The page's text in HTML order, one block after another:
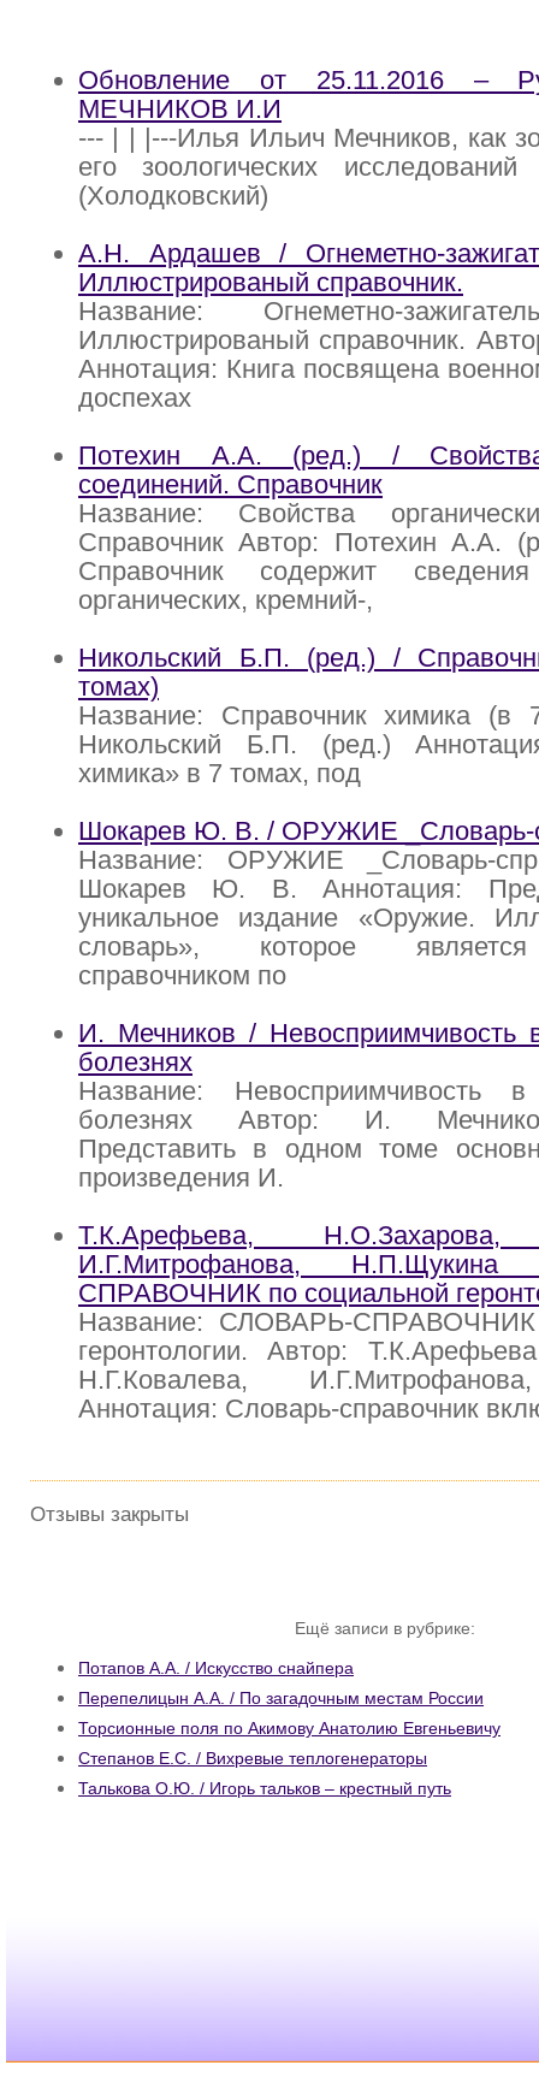
Обновление от 25.11.2016 –
МЕЧНИКОВ И.И
--- | | |---Илья Ильич Мечников, как
его зоологических
(Холодковский)
А.Н. Ардашев / Огнеметно-
Иллюстрированый справочник.
Название: Огнеметно-
Иллюстрированый справочник.
Аннотация: Книга посвящена
доспехах
Потехин А.А. (ред.) / Свойства
соединений. Справочник
Название: Свойства
Справочник Автор: Потехин А.А.
Справочник содержит
органических, кремний-,
Никольский Б.П. (ред.) /
томах)
Название: Справочник химика (в
Никольский Б.П. (ред.)
химика» в 7 томах, под
Шокарев Ю. В. / ОРУЖИЕ _Словарь-
Название: ОРУЖИЕ _Словарь-
Шокарев Ю. В. Аннотация:
уникальное издание «Оружие.
словарь», которое
справочником по
И. Мечников / Невосприимчивость
болезнях
Название: Невосприимчивость
болезнях Автор: И.
Представить в одном томе
произведения И.
Т.К.Арефьева, Н.О.Захарова,
И.Г.Митрофанова,
СПРАВОЧНИК по социальной
Название: СЛОВАРЬ-СПРАВОЧНИК
геронтологии. Автор:
Н.Г.Ковалева,
Аннотация: Словарь-справочник
Отзывы закрыты
Ещё записи в рубрике:
Потапов А.А. / Искусство снайпера
Перепелицын А.А. / По загадочным местам России
Торсионные поля по Акимову Анатолию Евгеньевичу
Степанов Е.С. / Вихревые теплогенераторы
Талькова О.Ю. / Игорь тальков – крестный путь